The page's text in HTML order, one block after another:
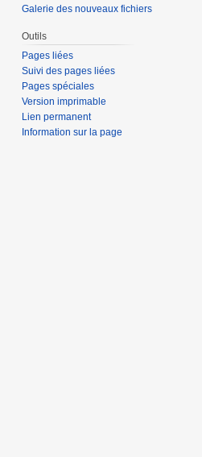
Galerie des nouveaux fichiers
Outils
Pages liées
Suivi des pages liées
Pages spéciales
Version imprimable
Lien permanent
Information sur la page